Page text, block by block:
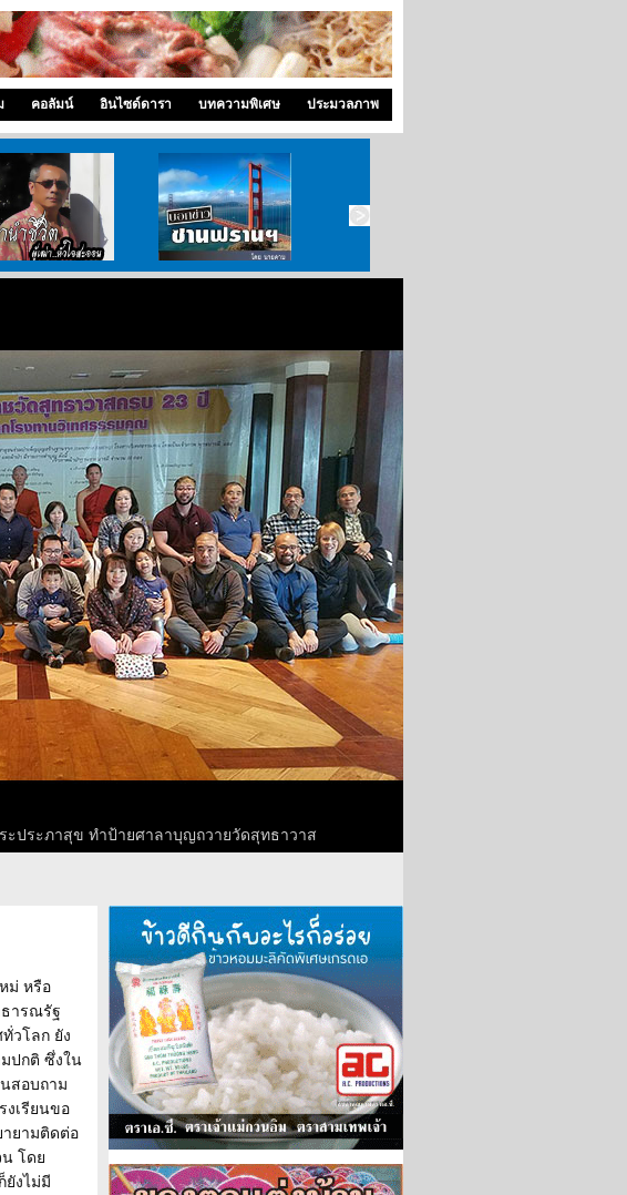
คอลัมน์ อินไซด์ดารา บทความพิเศษ ประมวลภาพ
ลำนำ..ชีวิต บอกข่าว ซานฟราน ท่องไปใน San Francisco
ประภาสุข ทำป้ายศาลาบุญถวายวัดสุทธาวาส
ม่ หรือ
ธารณรัฐ
วโลก ยัง
ปกติ ซึ่งใน
สอบถาม
งเรียนขอ
ยามติดต่อ
โดย
ยังไม่มี